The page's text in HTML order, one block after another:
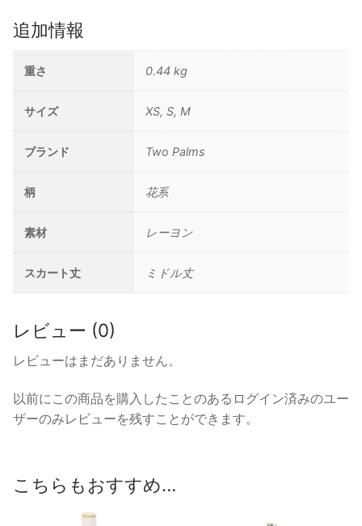
追加情報
重さ 0.44 kg
サイズ XS, S, M
ブランド Two Palms
柄 花系
素材 レーヨン
スカート丈 ミドル丈
レビュー (0)
レビューはまだありません。
以前にこの商品を購入したことのあるログイン済みのユー
ザーのみレビューを残すことができます。
こちらもおすすめ…